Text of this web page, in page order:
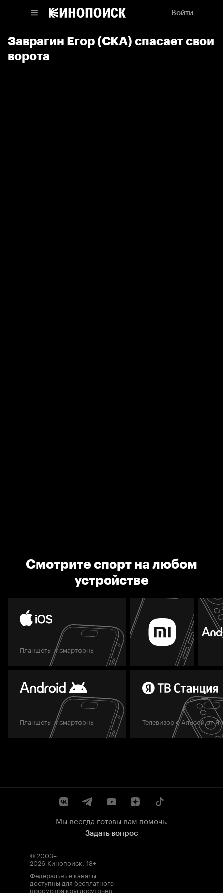
Войти
Заврагин Егор (СКА) спасает свои
ворота
Смотрите спорт на любом
устройстве
Планшеты и смартфоны
Планшеты и смартфоны Телевизор с Алисой от
Мы всегда готовы вам помочь.
Задать вопрос
© 2003–
2026 Кинопоиск. 18+
Федеральные каналы
доступны для бесплатного
просмотра круглосуточно